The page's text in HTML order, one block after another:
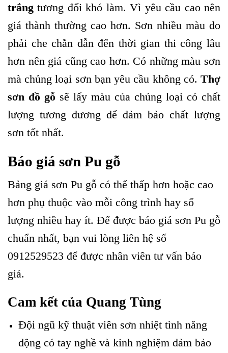
trắng tương đối khó làm. Vì yêu cầu cao nên
giá thành thường cao hơn. Sơn nhiều màu do
phải che chắn dẫn đến thời gian thi công lâu
hơn nên giá cũng cao hơn. Có những màu sơn
mà chủng loại sơn bạn yêu cầu không có. Thợ
sơn đồ gỗ sẽ lấy màu của chủng loại có chất
lượng tương đương để đảm bảo chất lượng
sơn tốt nhất.
Báo giá sơn Pu gỗ
Bảng giá sơn Pu gỗ có thể thấp hơn hoặc cao
hơn phụ thuộc vào mỗi công trình hay số
lượng nhiều hay ít. Để được báo giá sơn Pu gỗ
chuẩn nhất, bạn vui lòng liên hệ số
0912529523 để được nhân viên tư vấn báo
giá.
Cam kết của Quang Tùng
Đội ngũ kỹ thuật viên sơn nhiệt tình năng
động có tay nghề và kinh nghiệm đảm bảo